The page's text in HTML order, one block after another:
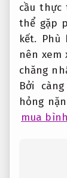
cầu thực
thể gặp
kết. Phù
nên xem
chăng
Bởi
hỏng
mua